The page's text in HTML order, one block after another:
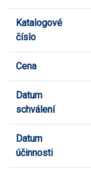
Katalogové
číslo
Cena
Datum
schválení
Datum
účinnosti